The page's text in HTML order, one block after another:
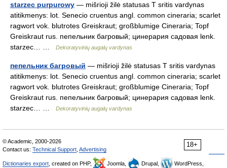
starzec purpurowy — mišrioji žilė statusas T sritis vardynas
atitikmenys: lot. Senecio cruentus angl. common cineraria; scarlet
ragwort vok. blutrotes Greiskraut; großblumige Cineraria; Topf
Greiskraut rus. пепельник багровый; цинерария садовая lenk.
starzec… …
Dekoratyvinių augalų vardynas
пепельник багровый — mišrioji žilė statusas T sritis vardynas
atitikmenys: lot. Senecio cruentus angl. common cineraria; scarlet
ragwort vok. blutrotes Greiskraut; großblumige Cineraria; Topf
Greiskraut rus. пепельник багровый; цинерария садовая lenk.
starzec… …
Dekoratyvinių augalų vardynas
18+
© Academic, 2000-2026
Contact us: Technical Support Advertising
Dictionaries export , created on PHP, Joomla, Drupal, WordPress,